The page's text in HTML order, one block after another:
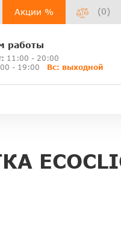
Акции % (0)
работы
11:00 - 20:00
- 19:00 Вс: выходной